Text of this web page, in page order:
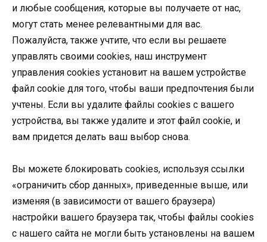
и любые сообщения, которые вы получаете от нас,
могут стать менее релевантными для вас.
Пожалуйста, также учтите, что если вы решаете
управлять своими cookies, наш инструмент
управления cookies установит на вашем устройстве
файл cookie для того, чтобы ваши предпочтения были
учтены. Если вы удалите файлы cookies с вашего
устройства, вы также удалите и этот файл cookie, и
вам придется делать ваш выбор снова.
Вы можете блокировать cookies, используя ссылки
«ограничить сбор данных», приведенные выше, или
изменяя (в зависимости от вашего браузера)
настройки вашего браузера так, чтобы файлы cookies
с нашего сайта не могли быть установлены на вашем